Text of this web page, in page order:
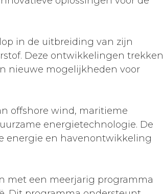
in de uitbreiding van zijn
Deze ontwikkelingen trekken
nieuwe mogelijkheden voor
offshore wind, maritieme
energietechnologie. De
energie en havenontwikkeling
met een meerjarig programma